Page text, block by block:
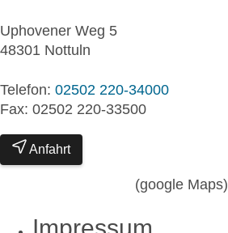
Uphovener Weg 5
48301 Nottuln
Telefon: 02502 220-34000
Fax: 02502 220-33500
Anfahrt
(google Maps)